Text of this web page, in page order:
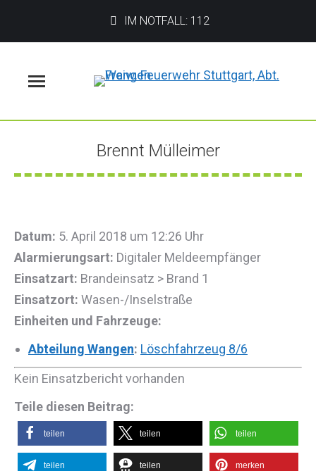
IM NOTFALL: 112
Brennt Mülleimer
Sie befinden sich hier:
Datum: 5. April 2018 um 12:26 Uhr
Alarmierungsart: Digitaler Meldeempfänger
Einsatzart: Brandeinsatz > Brand 1
Einsatzort: Wasen-/Inselstraße
Einheiten und Fahrzeuge:
Abteilung Wangen: Löschfahrzeug 8/6
Kein Einsatzbericht vorhanden
Teile diesen Beitrag:
teilen teilen teilen
teilen teilen merken